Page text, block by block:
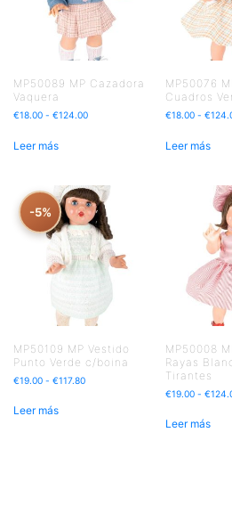
MP50089 MP Cazadora
Vaquera
€18.00 - €124.00
Leer más
MP50076
Cuadros
€18.00 - €
Leer más
-5%
MP50109 MP Vestido
Punto Verde c/boina
€19.00 - €117.80
Leer más
MP50008
Rayas
Tirantes
€19.00 - €
Leer más